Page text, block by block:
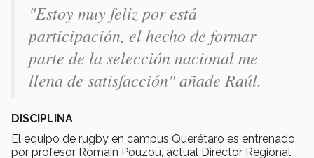
"Estoy muy feliz por está
participación, el hecho de formar
parte de la selección nacional me
llena de satisfacción" añade Raúl.
DISCIPLINA
El equipo de rugby en campus Querétaro es entrenado
por profesor Romain Pouzou, actual Director Regional